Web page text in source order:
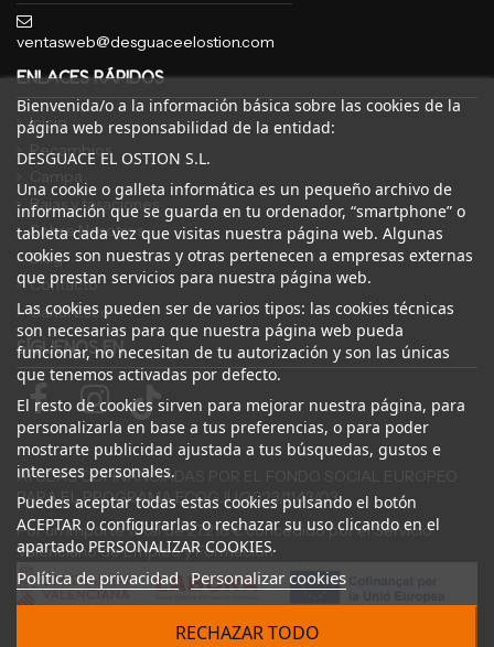
ventasweb@desguaceelostion.com
ENLACES RÁPIDOS
Inicio
Recambios
Bajas y tasaciones
Sobre Nosotros
Blog
Contacto
Canal Ético
Bienvenida/o a la información básica sobre las cookies de la
página web responsabilidad de la entidad:
DESGUACE EL OSTION S.L.
Una cookie o galleta informática es un pequeño archivo de
información que se guarda en tu ordenador, “smartphone” o
tableta cada vez que visitas nuestra página web. Algunas
cookies son nuestras y otras pertenecen a empresas externas
que prestan servicios para nuestra página web.
Las cookies pueden ser de varios tipos: las cookies técnicas
son necesarias para que nuestra página web pueda
funcionar, no necesitan de tu autorización y son las únicas
que tenemos activadas por defecto.
El resto de cookies sirven para mejorar nuestra página, para
personalizarla en base a tus preferencias, o para poder
mostrarte publicidad ajustada a tus búsquedas, gustos e
intereses personales.
Puedes aceptar todas estas cookies pulsando el botón
ACEPTAR o configurarlas o rechazar su uso clicando en el
apartado PERSONALIZAR COOKIES.
Política de privacidad Personalizar cookies
RECHAZAR TODO
SÍGUENOS EN
AYUDAS COFINANCIADAS POR EL FONDO SOCIAL EUROPEO
PARA EL PROGRAMA ECOGJU/2023/1143/03
Por un importe total de 27.216 € concedido por el Servicio
Valenciano de Empleo y Formación.